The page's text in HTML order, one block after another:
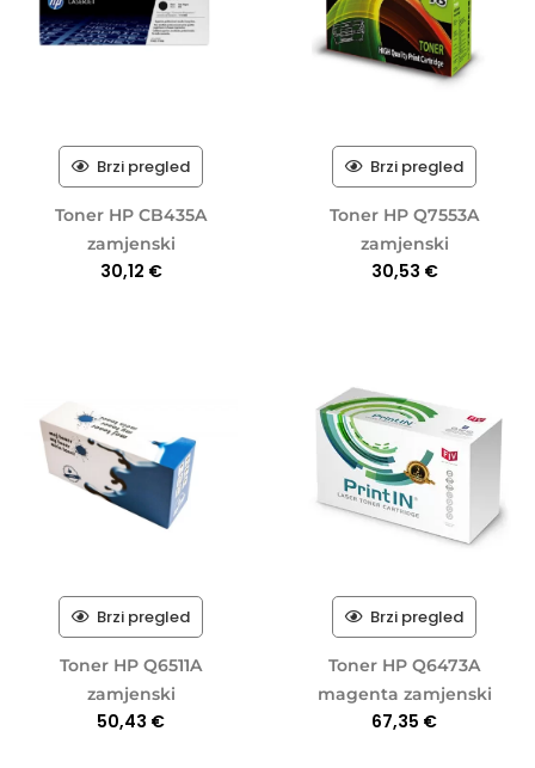
Brzi pregled
Toner HP CB435A
zamjenski
30,12 €
Brzi pregled
Toner HP Q7553A
zamjenski
30,53 €
Brzi pregled
Toner HP Q6511A
zamjenski
50,43 €
Brzi pregled
Toner HP Q6473A
magenta zamjenski
67,35 €